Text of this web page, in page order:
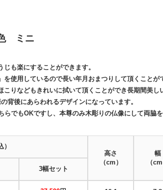
ミニ
も楽にすることができます。
使用しているので長い年月おまつりして頂くことが
りなどもきれいに拭いて頂くことができ長期間美し
背後にあらわれるデザインになっています。
でもOKですし、本尊のみ木彫りの仏像にして両脇
高さ
（cm）
幅
（cm
3幅セット